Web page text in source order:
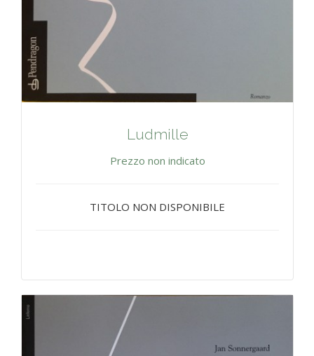
Ludmille
Prezzo non indicato
TITOLO NON DISPONIBILE